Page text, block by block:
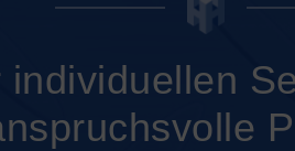
individuellen